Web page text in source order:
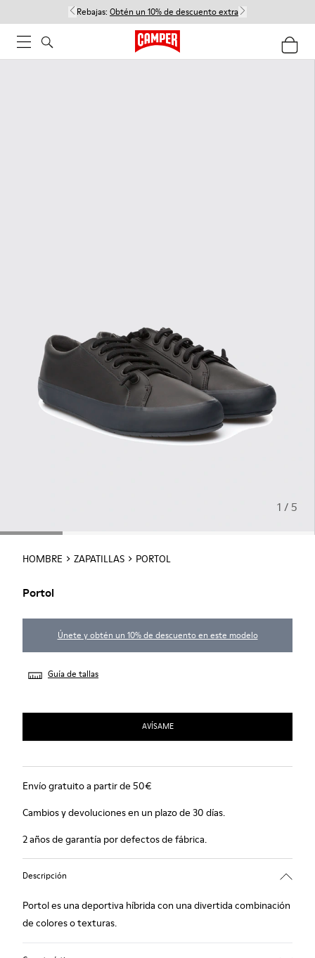
Rebajas: Obtén un 10% de descuento extra
1 / 5
HOMBRE ZAPATILLAS PORTOL
Portol
Únete y obtén un 10% de descuento en este modelo
Guía de tallas
AVÍSAME
Envío gratuito a partir de 50€
Cambios y devoluciones en un plazo de 30 días.
2 años de garantía por defectos de fábrica.
Descripción
Portol es una deportiva híbrida con una divertida combinación
de colores o texturas.